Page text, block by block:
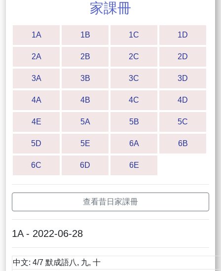
家課冊
1A 1B 1C 1D
2A 2B 2C 2D
3A 3B 3C 3D
4A 4B 4C 4D
4E 5A 5B 5C
5D 5E 6A 6B
6C 6D 6E
查看昔日家課冊
1A - 2022-06-28
中文: 4/7 默成語八, 九, 十